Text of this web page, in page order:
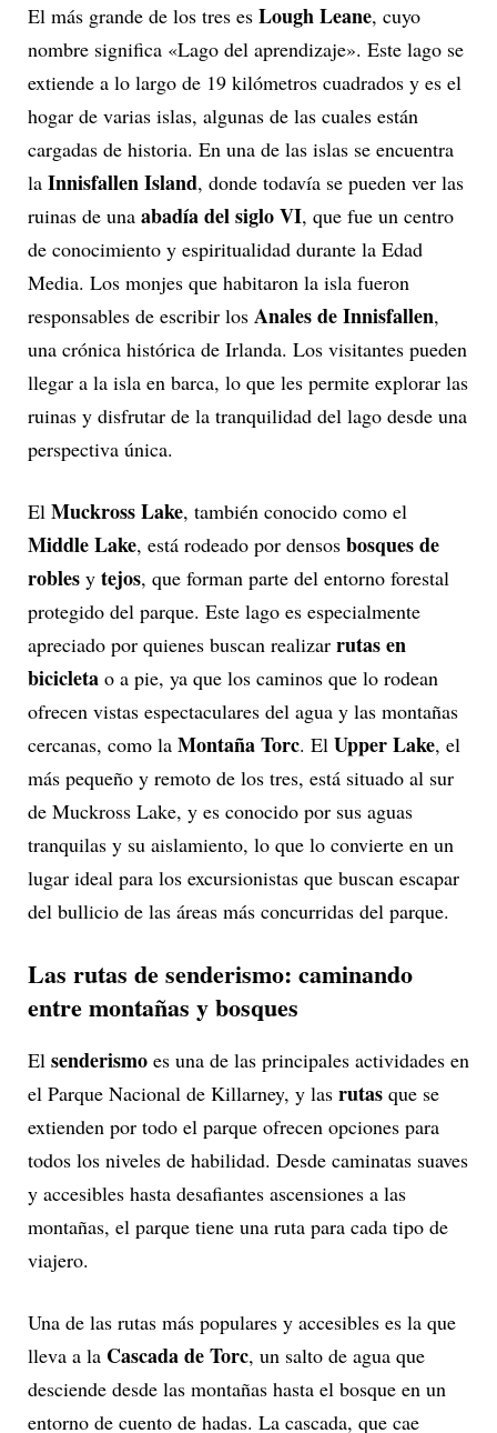
El más grande de los tres es Lough Leane, cuyo
nombre significa «Lago del aprendizaje». Este lago se
extiende a lo largo de 19 kilómetros cuadrados y es el
hogar de varias islas, algunas de las cuales están
cargadas de historia. En una de las islas se encuentra
la Innisfallen Island, donde todavía se pueden ver las
ruinas de una abadía del siglo VI, que fue un centro
de conocimiento y espiritualidad durante la Edad
Media. Los monjes que habitaron la isla fueron
responsables de escribir los Anales de Innisfallen,
una crónica histórica de Irlanda. Los visitantes pueden
llegar a la isla en barca, lo que les permite explorar las
ruinas y disfrutar de la tranquilidad del lago desde una
perspectiva única.
El Muckross Lake, también conocido como el
Middle Lake, está rodeado por densos bosques de
robles y tejos, que forman parte del entorno forestal
protegido del parque. Este lago es especialmente
apreciado por quienes buscan realizar rutas en
bicicleta o a pie, ya que los caminos que lo rodean
ofrecen vistas espectaculares del agua y las montañas
cercanas, como la Montaña Torc. El Upper Lake, el
más pequeño y remoto de los tres, está situado al sur
de Muckross Lake, y es conocido por sus aguas
tranquilas y su aislamiento, lo que lo convierte en un
lugar ideal para los excursionistas que buscan escapar
del bullicio de las áreas más concurridas del parque.
Las rutas de senderismo: caminando
entre montañas y bosques
El senderismo es una de las principales actividades en
el Parque Nacional de Killarney, y las rutas que se
extienden por todo el parque ofrecen opciones para
todos los niveles de habilidad. Desde caminatas suaves
y accesibles hasta desafiantes ascensiones a las
montañas, el parque tiene una ruta para cada tipo de
viajero.
Una de las rutas más populares y accesibles es la que
lleva a la Cascada de Torc, un salto de agua que
desciende desde las montañas hasta el bosque en un
entorno de cuento de hadas. La cascada, que cae